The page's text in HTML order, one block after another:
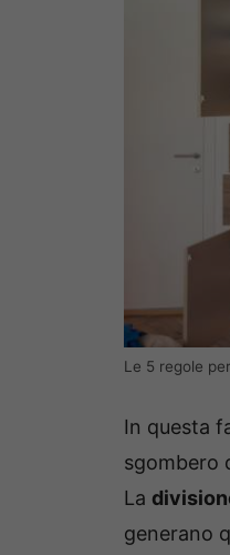
Le 5 regole
In questa
sgombero
La
generano